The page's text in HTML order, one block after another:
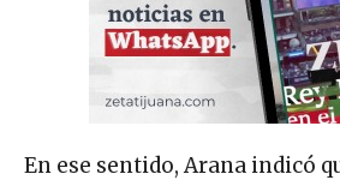
En ese sentido, Arana indicó